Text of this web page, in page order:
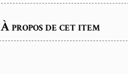
À propos de cet item